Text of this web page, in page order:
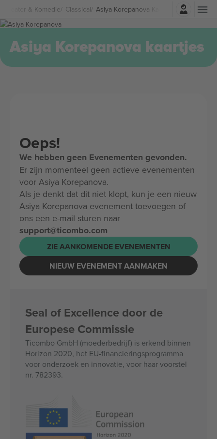
Theater & Komedie Classical Asiya Korepanova Kaartjes
Log in
Asiya Korepanova kaartjes
Oeps!
We hebben geen Evenementen gevonden.
Er zijn momenteel geen actieve evenementen
voor Asiya Korepanova.
Als je denkt dat dit niet klopt, kun je een nieuw
Asiya Korepanova evenement toevoegen of
ons een e-mail sturen naar
support@ticombo.com
ZIE AANKOMENDE EVENEMENTEN
NIEUW EVENEMENT AANMAKEN
Seal of Excellence door de
Europese Commissie
Ticombo GmbH (moederbedrijf) is erkend binnen
Horizon 2020, het EU-financieringsprogramma
voor onderzoek en innovatie, voor haar voorstel
nr. 782393.